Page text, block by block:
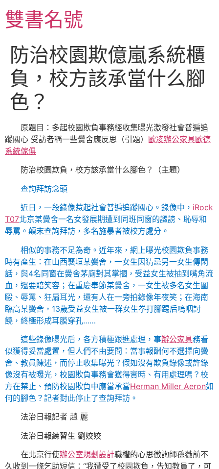
至
主雙書名號
防治校園欺億嵐系統櫃
負，校方該承當什么腳
色？
原題目：多起校園欺負事務經收集曝光激發社會普遍追
蹤關心 受訪者稱一些黌舍應反思（引題） 歐凌辦公家具歐德
系統傢俱
防治校園欺負，校方該承當什么腳色？（主題）
查詢拜訪念頭
近日，一段錄像惹起社會普遍追蹤關心。錄像中， iRock
T07北京某黌舍一名女發展期遭到同班同窗的譭謗、恥辱和
辱罵。顛末查詢拜訪，多名施暴者被校方處分。
相似的事務不足為奇。近年來，網上曝光校園欺負事務
時有產生：在山西襄垣某黌舍，一女生因猜忌另一女生傳閑
話，與4名同窗在黌舍茅廁對其掌摑，受益女生被抽到嘴角流
血，還要賠笑容；在重慶奉節某黌舍，一女生被多名女生圍
毆、辱罵、狂扇耳光，還有人在一旁拍錄像年夜笑；在海南
臨高某黌舍，13歲受益女生被一群女生拳打腳踢后嗚咽討
饒，終極形成耳膜穿孔……
這些錄像曝光后，各方積極跟進處理，事辦公家具務看
似獲得妥當處置，但人們不由要問：當事報酬何不選擇向黌
舍、教員陳述，而停止收集曝光？假如沒有欺負錄像或許錄
像沒有被曝光，校園欺負事務會獲得實時、有用處理嗎？校
方在禁止、預防校園欺負中應當承當Herman Miller Aeron如
何的腳色？記者對此停止了查詢拜訪。
法治日報記者 趙 麗
法治日報練習生 劉姣姣
在北京行使辦公室規劃設計職權的心思徵詢師孫薇前不
久收到一條乞助短信：“我遭受了校園欺負，告知教員了，可